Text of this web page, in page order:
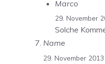
Marco
29. November
Solche
Name
29. November